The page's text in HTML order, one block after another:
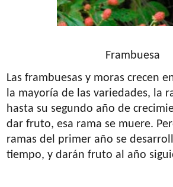
Frambuesa
Las frambuesas y moras crecen
la mayoría de las variedades, la
hasta su segundo año de
dar fruto, esa rama se muere.
ramas del primer año se
tiempo, y darán fruto al año